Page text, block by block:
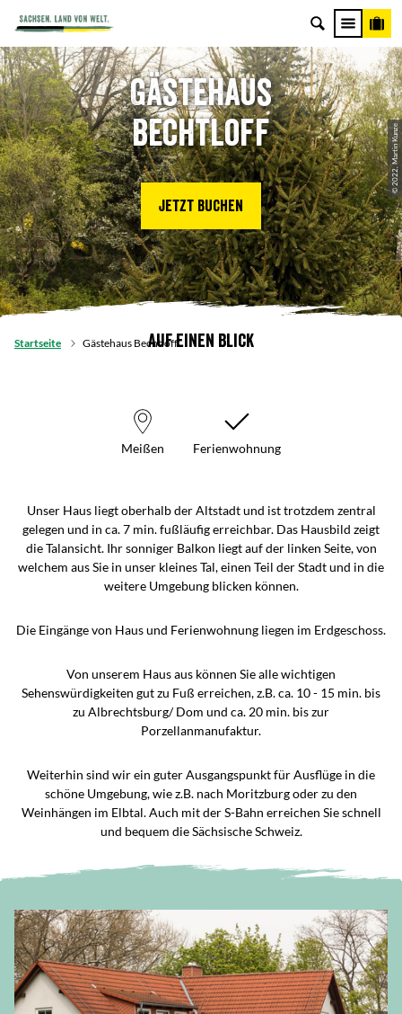
© 2022, Martin Kunze
Gästehaus
Bechtloff
Jetzt buchen
Startseite Gästehaus BechtloffAuf einen Blick
Meißen Ferienwohnung
Unser Haus liegt oberhalb der Altstadt und ist trotzdem zentral
gelegen und in ca. 7 min. fußläufig erreichbar. Das Hausbild zeigt
die Talansicht. Ihr sonniger Balkon liegt auf der linken Seite, von
welchem aus Sie in unser kleines Tal, einen Teil der Stadt und in die
weitere Umgebung blicken können.
Die Eingänge von Haus und Ferienwohnung liegen im Erdgeschoss.
Von unserem Haus aus können Sie alle wichtigen
Sehenswürdigkeiten gut zu Fuß erreichen, z.B. ca. 10 - 15 min. bis
zu Albrechtsburg/ Dom und ca. 20 min. bis zur
Porzellanmanufaktur.
Weiterhin sind wir ein guter Ausgangspunkt für Ausflüge in die
schöne Umgebung, wie z.B. nach Moritzburg oder zu den
Weinhängen im Elbtal. Auch mit der S-Bahn erreichen Sie schnell
und bequem die Sächsische Schweiz.